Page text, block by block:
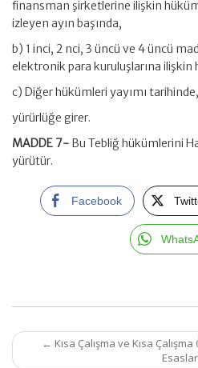
finansman şirketlerine ilişkin
izleyen ayın başında,
b) 1 inci, 2 nci, 3 üncü ve 4 üncü
elektronik para kuruluşlarına
c) Diğer hükümleri yayımı tarihinde,
yürürlüğe girer.
MADDE 7- Bu Tebliğ hükümlerini
yürütür.
Facebook
Post
navigation
← Kısa Çalışma ve Kısa
Esaslar